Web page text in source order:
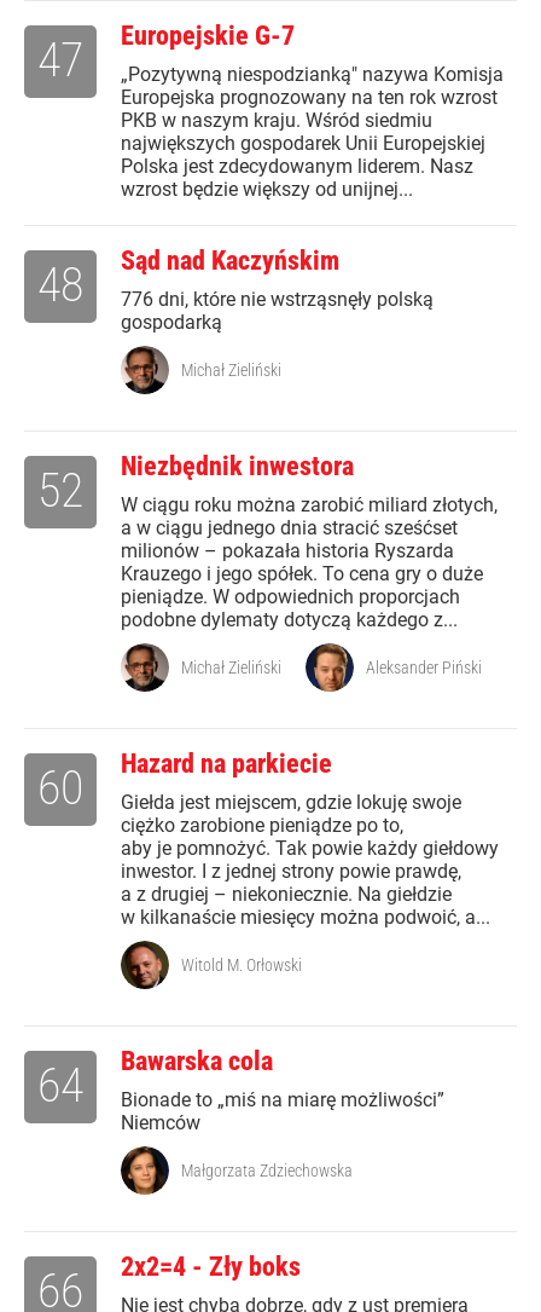
Europejskie G-7
„Pozytywną niespodzianką" nazywa Komisja
Europejska prognozowany na ten rok wzrost
PKB w naszym kraju. Wśród siedmiu
największych gospodarek Unii Europejskiej
Polska jest zdecydowanym liderem. Nasz
wzrost będzie większy od unijnej...
47
Sąd nad Kaczyńskim
776 dni, które nie wstrząsnęły polską
gospodarką
48
Michał Zieliński
Niezbędnik inwestora
W ciągu roku można zarobić miliard złotych,
a w ciągu jednego dnia stracić sześćset
milionów – pokazała historia Ryszarda
Krauzego i jego spółek. To cena gry o duże
pieniądze. W odpowiednich proporcjach
podobne dylematy dotyczą każdego z...
52
Michał Zieliński Aleksander Piński
Hazard na parkiecie
Giełda jest miejscem, gdzie lokuję swoje
ciężko zarobione pieniądze po to,
aby je pomnożyć. Tak powie każdy giełdowy
inwestor. I z jednej strony powie prawdę,
a z drugiej – niekoniecznie. Na giełdzie
w kilkanaście miesięcy można podwoić, a...
60
Witold M. Orłowski
Bawarska cola
Bionade to „miś na miarę możliwości”
Niemców
64
Małgorzata Zdziechowska
2x2=4 - Zły boks
Nie jest chyba dobrze, gdy z ust premiera
66